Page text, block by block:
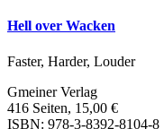
Hell over Wacken
Faster, Harder, Louder
Gmeiner Verlag
416 Seiten, 15,00 €
ISBN: 978-3-8392-8104-8